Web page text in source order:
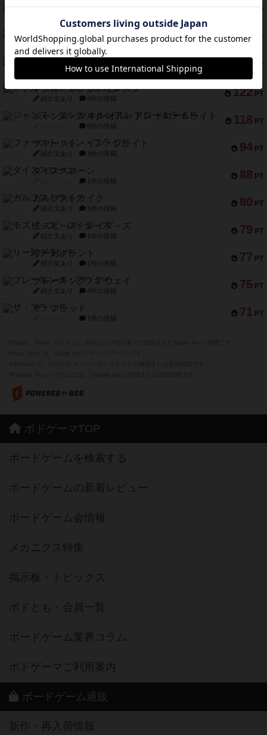
154 PT
ギョッと
152 PT
クルティボ
紹介文なし 1件の投稿
PT
紹介文なし 1件の投稿
122 PT
ドブル：ポケットモンスター
紹介文あり 4件の投稿
118 PT
ジャンヌ・ダルク-オルレアン ドロー＆ライト
5件の投稿
94 PT
ファースト・イン・フライト
紹介文あり 3件の投稿
88 PT
ダイススローン
1件の投稿
80 PT
ガルフストライク
紹介文あり 1件の投稿
79 PT
モズビ－ズ・レイダ－ズ
紹介文あり 1件の投稿
77 PT
リー対グラント
紹介文あり 1件の投稿
75 PT
ブレーキング・アウェイ
紹介文あり 4件の投稿
71 PT
ザ・フラッド
1件の投稿
ボドゲーマTOP
ボードゲームを検索する
ボードゲームの新着レビュー
ボードゲーム会情報
メカニクス特集
掲示板・トピックス
ボドとも・会員一覧
ボードゲーム業界コラム
ボドゲーマご利用案内
ボードゲーム通販
新作・再入荷情報